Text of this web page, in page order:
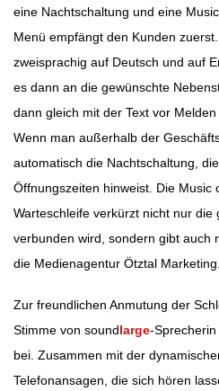
eine Nachtschaltung und eine
Menü empfängt den Kunden
zweisprachig auf Deutsch und auf
es dann an die gewünschte
dann gleich mit der Text vor
Wenn man außerhalb der
automatisch die Nachtschaltung,
Öffnungszeiten hinweist. Die Music
Warteschleife verkürzt nicht nur die
verbunden wird, sondern gibt auch
die Medienagentur Ötztal Marketing.
Zur freundlichen Anmutung der
Stimme von soundlarge-Sprecherin
bei. Zusammen mit der
Telefonansagen, die sich hören